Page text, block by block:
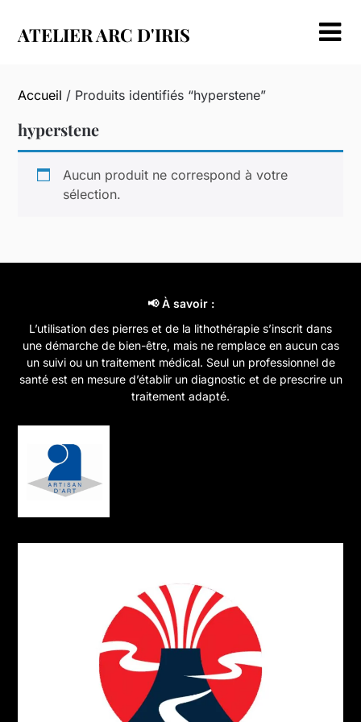
ATELIER ARC D'IRIS
Accueil / Produits identifiés “hyperstene”
hyperstene
Aucun produit ne correspond à votre
sélection.
📢 À savoir :
L’utilisation des pierres et de la lithothérapie s’inscrit dans
une démarche de bien-être, mais ne remplace en aucun cas
un suivi ou un traitement médical. Seul un professionnel de
santé est en mesure d’établir un diagnostic et de prescrire un
traitement adapté.